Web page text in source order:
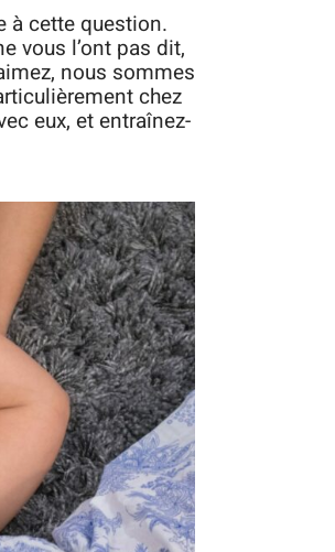
à cette question.
vous l’ont pas dit,
nous sommes
chez
eux, et entraînez-